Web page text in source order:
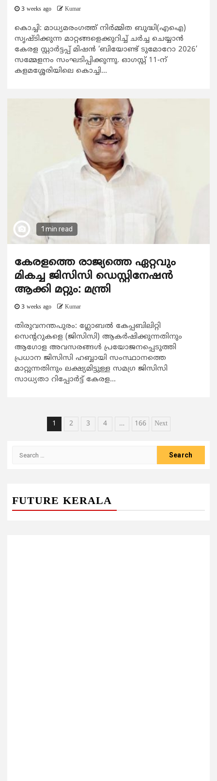
3 weeks ago Kumar
കൊച്ചി: മാധ്യമരംഗത്ത് നിർമ്മിത ബുദ്ധി(എഐ)
സൃഷ്ടിക്കുന്ന മാറ്റങ്ങളെക്കുറിച്ച് ചർച്ച ചെയ്യാൻ
കേരള സ്റ്റാർട്ടപ്പ് മിഷൻ ‘ബിയോണ്ട് ടുമോറോ 2026’
സമ്മേളനം സംഘടിപ്പിക്കുന്നു. ഓഗസ്റ്റ് 11-ന്
കളമശ്ശേരിയിലെ കൊച്ചി...
1 min read
കേരളത്തെ രാജ്യത്തെ ഏറ്റവും
മികച്ച ജിസിസി ഡെസ്റ്റിനേഷന്‍
ആക്കി മറ്റും: മന്ത്രി
3 weeks ago Kumar
തിരുവനന്തപുരം: ഗ്ലോബല്‍ കേപ്പബിലിറ്റി
സെന്‍ററുകളെ (ജിസിസി) ആകര്‍ഷിക്കുന്നതിനും
ആഗോള അവസരങ്ങള്‍ പ്രയോജനപ്പെടുത്തി
പ്രധാന ജിസിസി ഹബ്ബായി സംസ്ഥാനത്തെ
മാറ്റുന്നതിനും ലക്ഷ്യമിട്ടുള്ള സമഗ്ര ജിസിസി
സാധ്യതാ റിപ്പോര്‍ട്ട് കേരള...
Posts
1 2 3 4 … 166 Next
FUTURE KERALA